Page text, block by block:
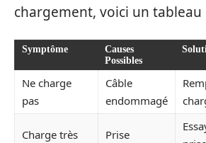
chargement, voici un
Symptôme
Causes
Possibles
Ne charge
pas
Câble
endommagé
Charge très
Prise